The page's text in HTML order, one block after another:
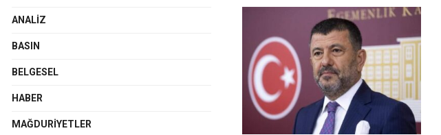
ANALIZ
BASIN
BELGESEL
HABER
MAĞDURIYETLER